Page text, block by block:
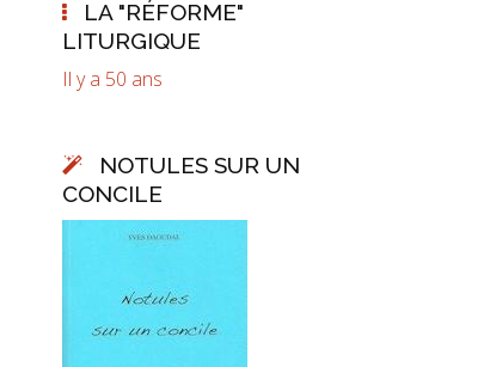
LA "RÉFORME"
LITURGIQUE
Il y a 50 ans
NOTULES SUR UN
CONCILE